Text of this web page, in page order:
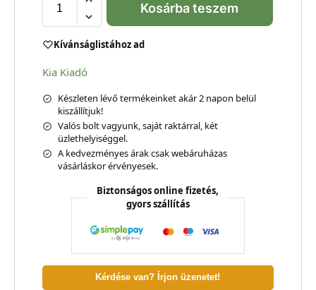
Kosárba teszem
Kívánságlistához ad
Kia Kiadó
Készleten lévő termékeinket akár 2 napon belül
kiszállítjuk!
Valós bolt vagyunk, saját raktárral, két
üzlethelyiséggel.
A kedvezményes árak csak webáruházas
vásárláskor érvényesek.
Biztonságos online fizetés,
gyors szállítás
Kérdése van? Írjon üzenetet!